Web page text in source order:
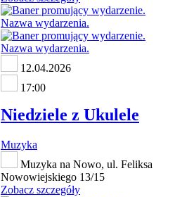
12.04.2026
17:00
Niedziele z Ukulele
Muzyka
Muzyka na Nowo, ul. Feliksa
Nowowiejskiego 13/15
Zobacz szczegóły